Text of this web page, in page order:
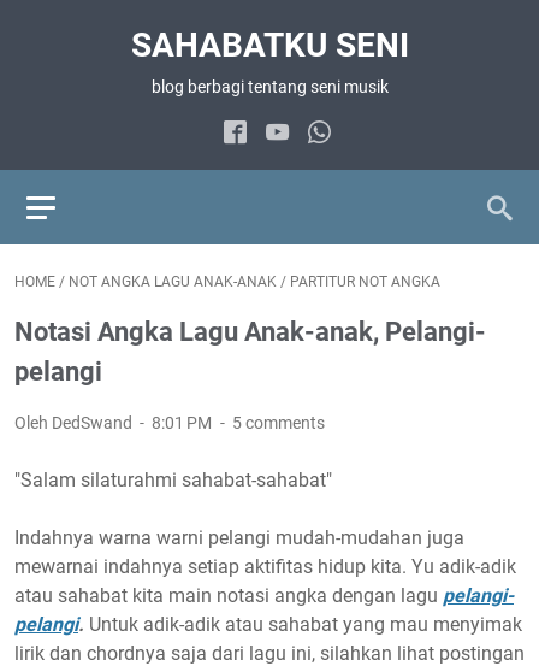
SAHABATKU SENI
blog berbagi tentang seni musik
HOME / NOT ANGKA LAGU ANAK-ANAK / PARTITUR NOT ANGKA
Notasi Angka Lagu Anak-anak, Pelangi-
pelangi
Oleh DedSwand 8:01 PM 5 comments
"Salam silaturahmi sahabat-sahabat"
Indahnya warna warni pelangi mudah-mudahan juga
mewarnai indahnya setiap aktifitas hidup kita. Yu adik-adik
atau sahabat kita main notasi angka dengan lagu pelangi-
pelangi. Untuk adik-adik atau sahabat yang mau menyimak
lirik dan chordnya saja dari lagu ini, silahkan lihat postingan